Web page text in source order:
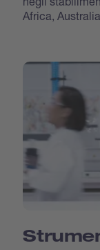
Africa, Australia.